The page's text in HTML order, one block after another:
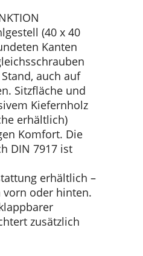
(40 x 40
Kanten
auch auf
Sitzfläche und
Kiefernholz
erhältlich)
Komfort. Die
DIN 7917 ist
erhältlich –
vorn oder hinten.
zusätzlich